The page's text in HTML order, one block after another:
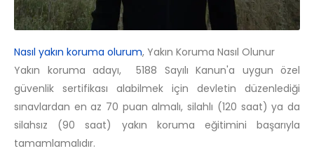
Nasıl yakın koruma olurum, Yakın Koruma Nasıl Olunur
Yakın koruma adayı, 5188 Sayılı Kanun'a uygun özel
güvenlik sertifikası alabilmek için devletin düzenlediği
sınavlardan en az 70 puan almalı, silahlı (120 saat) ya da
silahsız (90 saat) yakın koruma eğitimini başarıyla
tamamlamalıdır.